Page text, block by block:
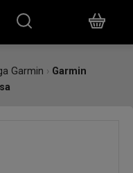
Garmin › Garmin